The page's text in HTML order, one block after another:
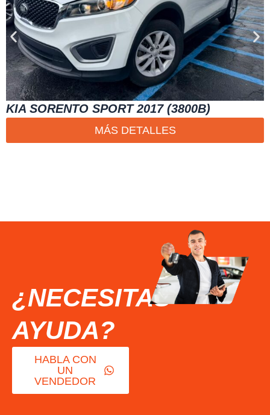
KIA SORENTO SPORT 2017 (3800B)
MÁS DETALLES
¿NECESITAS
AYUDA?
HABLA CON
UN
VENDEDOR